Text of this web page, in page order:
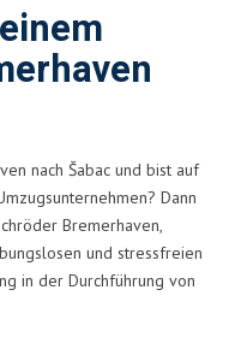
nach Šabac und bist auf
Dann
Bremerhaven,
und stressfreien
in der Durchführung von